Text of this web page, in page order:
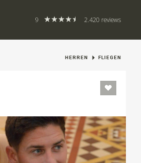
9 2.420 reviews
HERREN FLIEGEN